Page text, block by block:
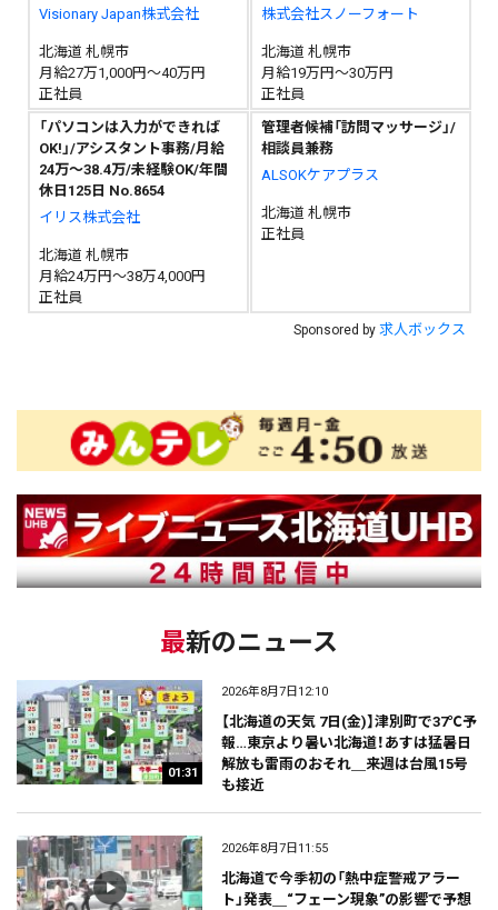
Visionary Japan株式会社
北海道 札幌市
月給27万1,000円～40万円
正社員
株式会社スノーフォート
北海道 札幌市
月給19万円～30万円
正社員
「パソコンは入力ができれば
OK!」/アシスタント事務/月給
24万～38.4万/未経験OK/年間
休日125日 No.8654
イリス株式会社
北海道 札幌市
月給24万円～38万4,000円
正社員
管理者候補「訪問マッサージ」/
相談員兼務
ALSOKケアプラス
北海道 札幌市
正社員
Sponsored by 求人ボックス
最新のニュース
01:31
2026年8月7日12:10
【北海道の天気 7日(金)】津別町で37℃予
報…東京より暑い北海道！あすは猛暑日
解放も雷雨のおそれ＿来週は台風15号
も接近
2026年8月7日11:55
北海道で今季初の「熱中症警戒アラー
ト」発表＿“フェーン現象”の影響で予想